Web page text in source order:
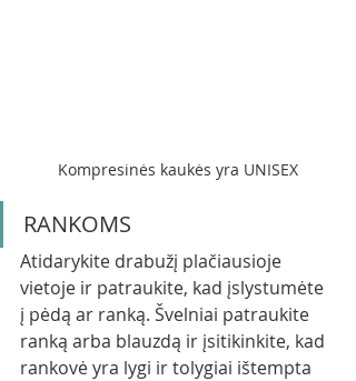
Kompresinės kaukės yra UNISEX
RANKOMS
Atidarykite drabužį plačiausioje
vietoje ir patraukite, kad įslystumėte
į pėdą ar ranką. Švelniai patraukite
ranką arba blauzdą ir įsitikinkite, kad
rankovė yra lygi ir tolygiai ištempta